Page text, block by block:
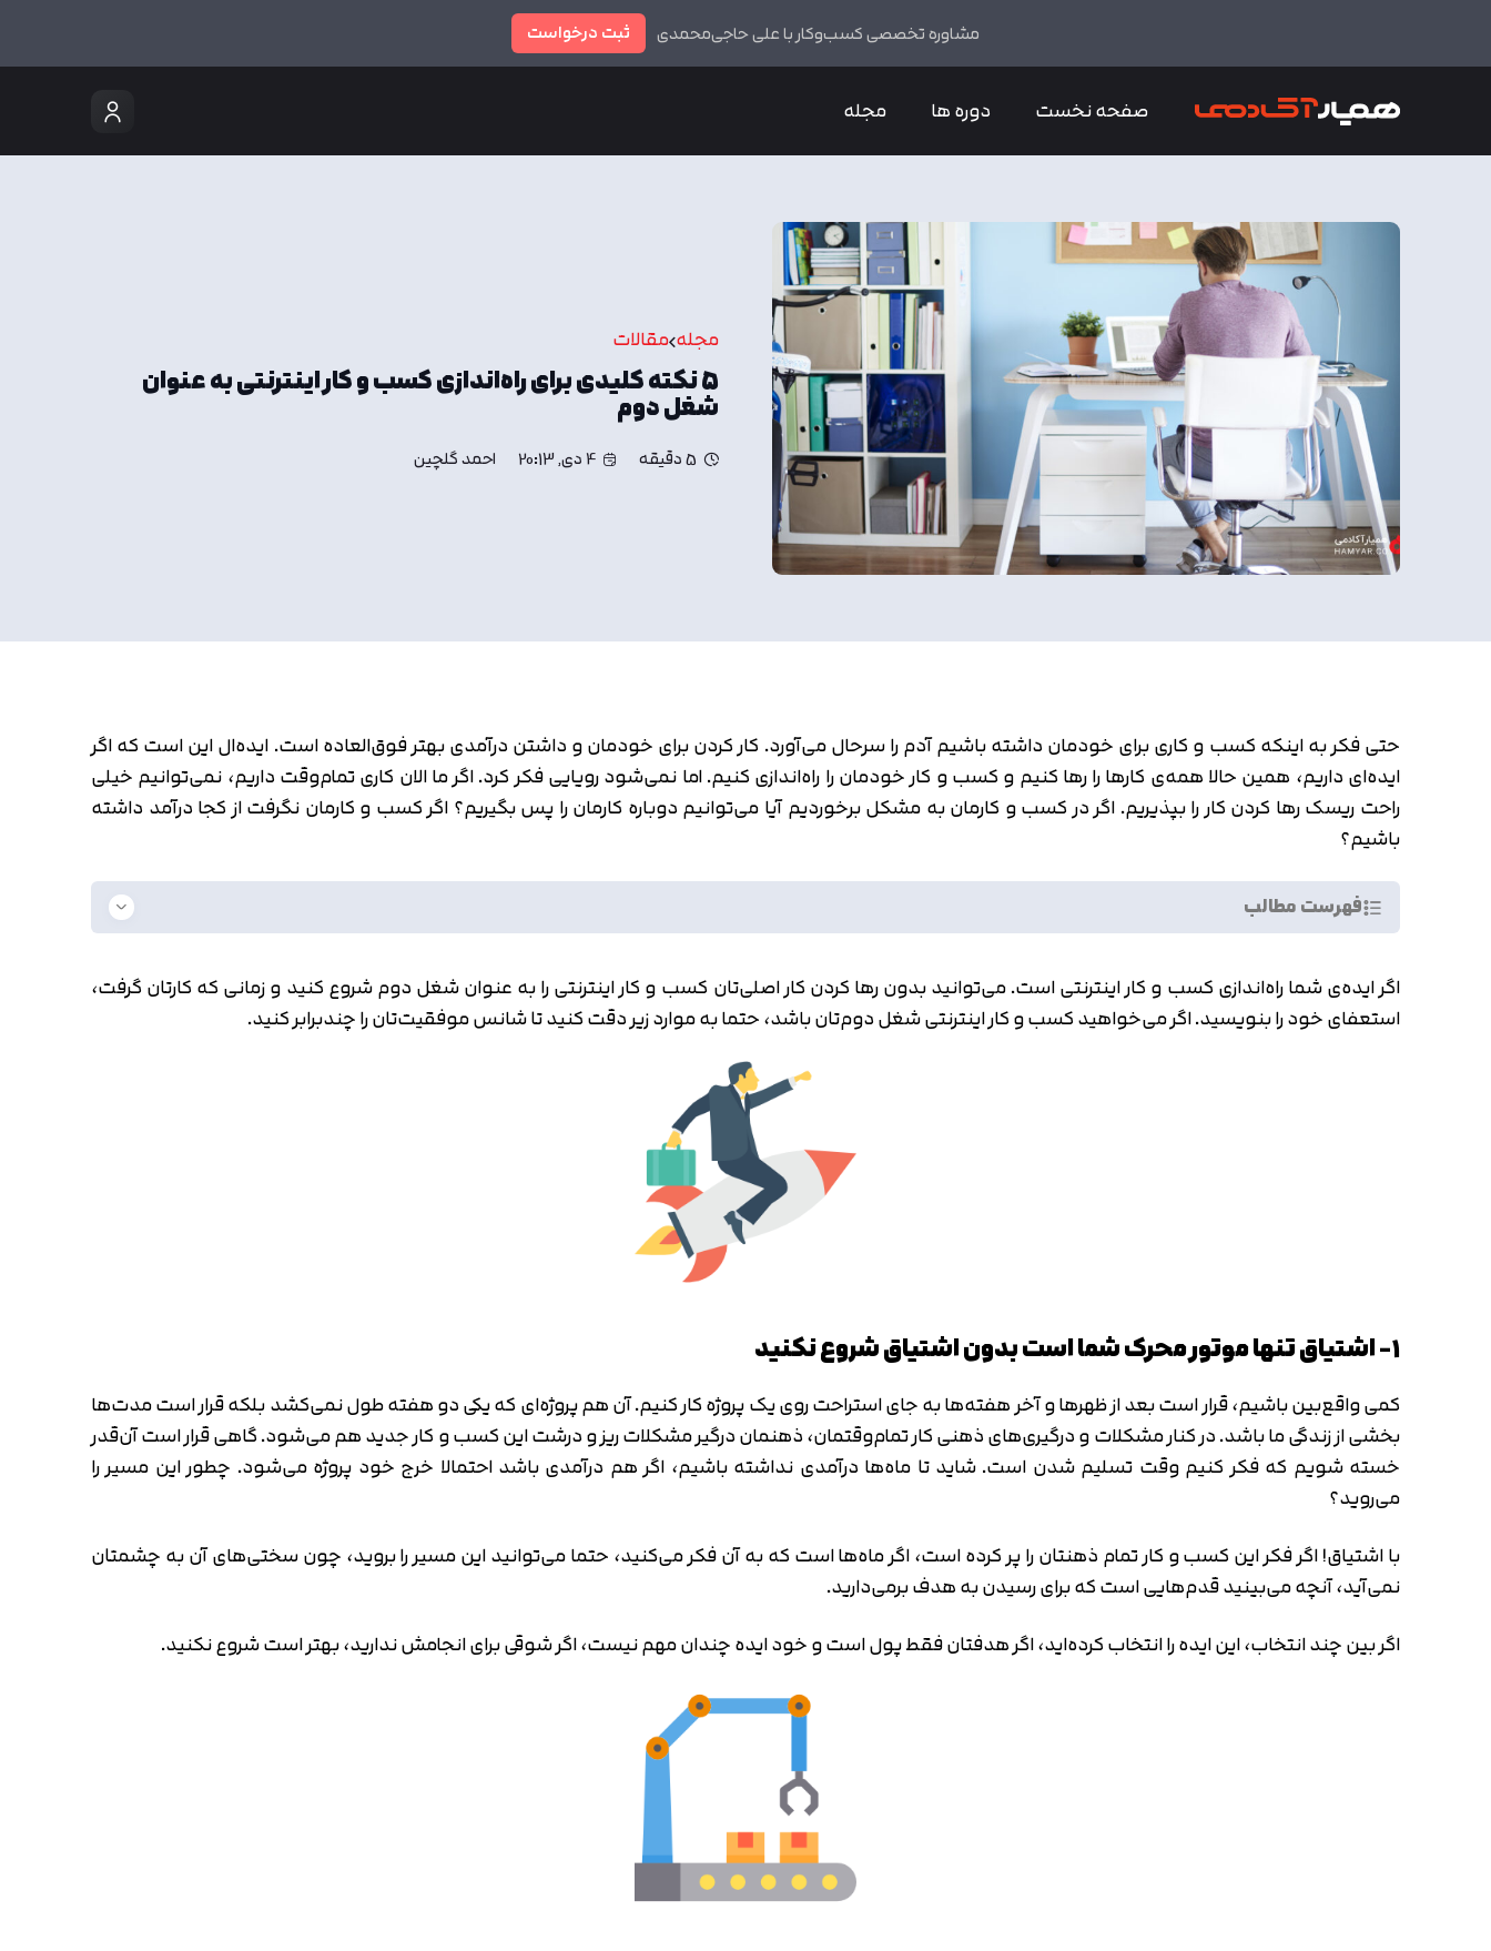
مشاوره تخصصی کسب‌وکار با علی حاجی‌محمدی ثبت درخواست
صفحه نخست دوره ها مجله
مجله مقالات
۵ نکته کلیدی برای راه‌اندازی کسب و کار اینترنتی به عنوان
شغل دوم
5 دقیقه 4 دی, 20:13 احمد گلچین
حتی فکر به اینکه کسب و کاری برای خودمان داشته باشیم آدم را سرحال می‌آورد. کار کردن برای خودمان و داشتن درآمدی بهتر فوق‌العاده است. ایده‌ال این است که اگر
ایده‌ای داریم، همین حالا همه‌ی کارها را رها کنیم و کسب و کار خودمان را راه‌اندازی کنیم. اما نمی‌شود رویایی فکر کرد. اگر ما الان کاری تمام‌وقت داریم، نمی‌توانیم خیلی
راحت ریسک رها کردن کار را بپذیریم. اگر در کسب و کارمان به مشکل برخوردیم آیا می‌توانیم دوباره کارمان را پس بگیریم؟ اگر کسب و کارمان نگرفت از کجا درآمد داشته
باشیم؟
فهرست مطالب
اگر ایده‌ی شما راه‌اندازی کسب و کار اینترنتی است. می‌توانید بدون رها کردن کار اصلی‌تان کسب و کار اینترنتی را به عنوان شغل دوم شروع کنید و زمانی که کارتان گرفت،
استعفای خود را بنویسید. اگر می‌خواهید کسب و کار اینترنتی شغل دوم‌تان باشد، حتما به موارد زیر دقت کنید تا شانس موفقیت‌تان را چندبرابر کنید.
۱- اشتیاق تنها موتور محرک شما است بدون اشتیاق شروع نکنید
کمی واقع‌بین باشیم، قرار است بعد از ظهر‌ها و آخر هفته‌ها به جای استراحت روی یک پروژه کار کنیم. آن هم پروژه‌ای که یکی دو هفته طول نمی‌کشد بلکه قرار است مدت‌ها
بخشی از زندگی ما باشد. در کنار مشکلات و درگیری‌های ذهنی کار تمام‌وقتمان، ذهنمان درگیر مشکلات ریز و درشت این کسب و کار جدید هم می‌شود. گاهی قرار است آن‌قدر
خسته شویم که فکر کنیم وقت تسلیم شدن است. شاید تا ماه‌ها درآمدی نداشته باشیم، اگر هم درآمدی باشد احتمالا خرج خود پروژه می‌شود. چطور این مسیر را
می‌روید؟
با اشتیاق! اگر فکر این کسب و کار تمام ذهنتان را پر کرده است، اگر ماه‌ها است که به آن فکر می‌کنید، حتما می‌توانید این مسیر را بروید، چون سختی‌های آن به چشمتان
نمی‌آید، آنچه می‌بینید قدم‌هایی است که برای رسیدن به هدف برمی‌دارید.
اگر بین چند انتخاب، این ایده را انتخاب کرده‌اید، اگر هدفتان فقط پول است و خود ایده چندان مهم نیست، اگر شوقی برای انجامش ندارید، بهتر است شروع نکنید.